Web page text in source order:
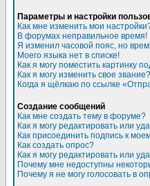
Параметры и настройки
Как мне изменить мои
В форумах неправильное время!
Я изменил часовой пояс, но
Моего языка нет в списке!
Как я могу поместить картинку
Как я могу изменить свое звание?
Когда я щёлкаю по ссылке
Создание сообщений
Как мне создать тему в форуме?
Как я могу редактировать или
Как присоединить подпись к
Как создать опрос?
Как я могу редактировать или
Почему мне недоступны
Почему я не могу голосовать в